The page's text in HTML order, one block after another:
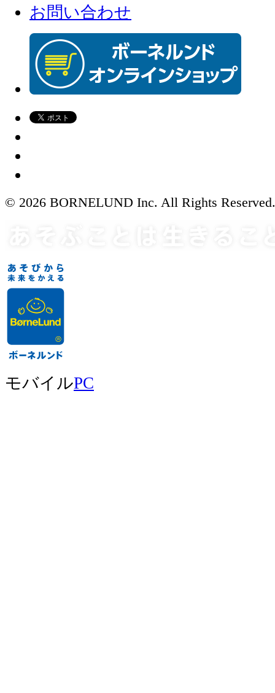
お問い合わせ
© 2026 BORNELUND Inc. All Rights Reserved.
モバイルPC